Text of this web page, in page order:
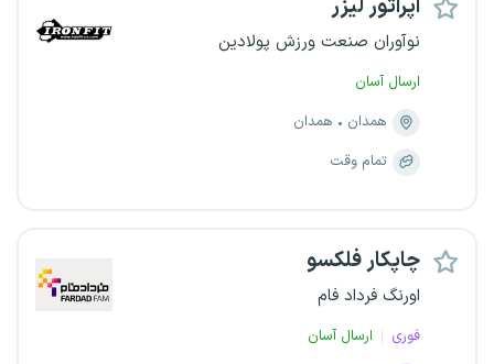
اپراتور لیزر
نوآوران صنعت ورزش پولادین
ارسال آسان
همدان
همدان
تمام وقت
چاپکار فلکسو
اورنگ فرداد فام
فوری
ارسال آسان